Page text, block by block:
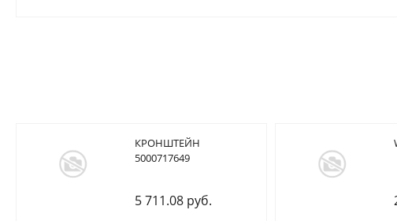
КРОНШТЕЙН
5000717649
5 711.08 руб.